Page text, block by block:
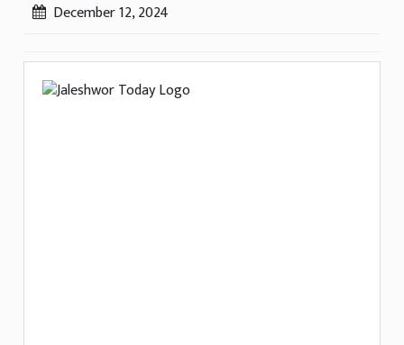
December 12, 2024